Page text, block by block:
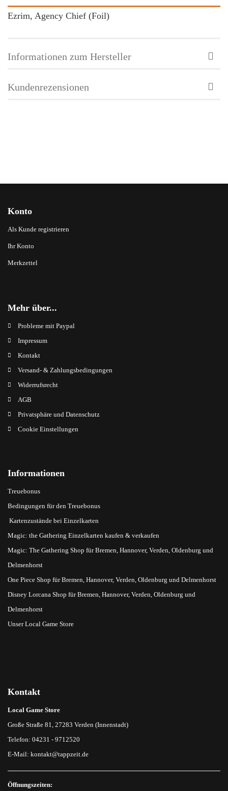
Ezrim, Agency Chief (Foil)
Informationen zum Hersteller
Kundenrezensionen
Konto
Als Kunde registrieren
Ihr Konto
Merkzettel
Mehr über...
Probleme mit Paypal
Impressum
Kontakt
Versand- & Zahlungsbedingungen
Widerrufsrecht
AGB
Privatsphäre und Datenschutz
Cookie Einstellungen
Informationen
Treuebonus
Bedingungen für den Treuebonus
Kartenzustände bei Einzelkarten
Magic: the Gathering Einzelkarten kaufen & verkaufen
Magic: The Gathering Shop für Bremen, Hannover, Verden, Oldenburg und
Delmenhorst
One Piece Shop für Bremen, Hannover, Verden, Oldenburg und Delmenhorst
Disney Lorcana Shop für Bremen, Hannover, Verden, Oldenburg und
Delmenhorst
Unser Local Game Store
Kontakt
Local Game Store
Große Straße 81, 27283 Verden (Innenstadt)
Telefon: 04231 - 9712520
E-Mail: kontakt@tappzeit.de
Öffnungszeiten: